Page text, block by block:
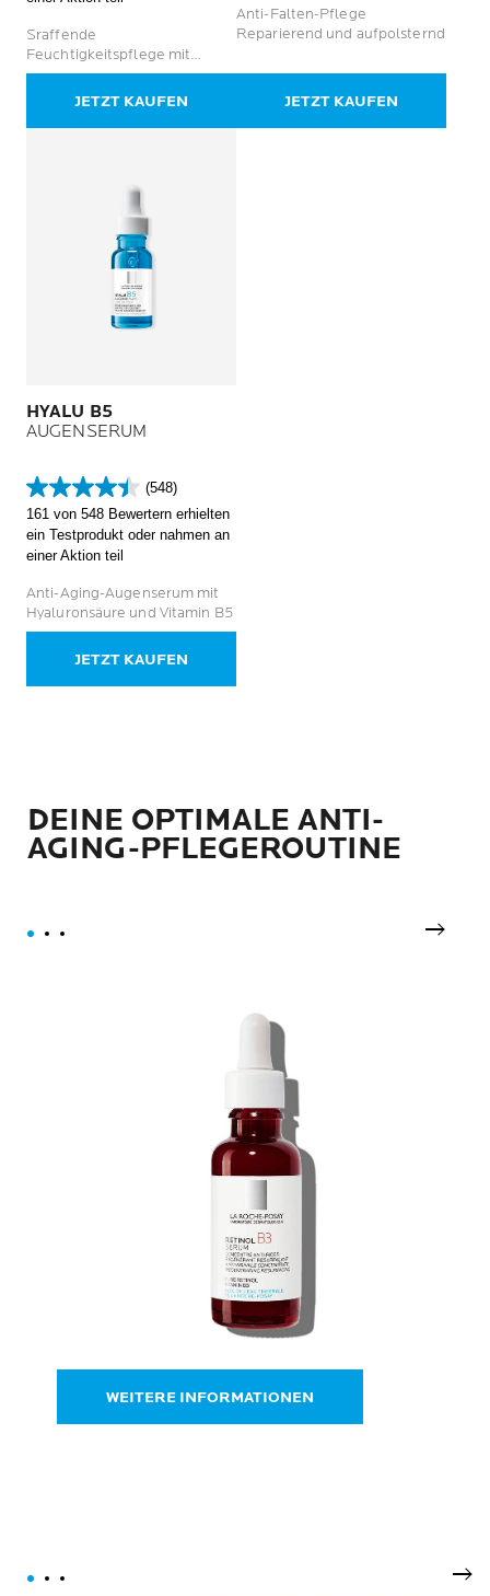
Bewertungen
Sraffende
Feuchtigkeitspflege mit
hohem UV-Schutz
JETZT KAUFEN
Sternen.
2270
Anti-Falten-Pflege
Reparierend und aufpolsternd
JETZT KAUFEN
HYALU B5
AUGENSERUM
(548)
4.4
von
5
Sternen.
Bewertungen
161 von 548 Bewertern erhielten
ein Testprodukt oder nahmen an
einer Aktion teil
Anti-Aging-Augenserum mit
Hyaluronsäure und Vitamin B5
JETZT KAUFEN
DEINE OPTIMALE ANTI-
AGING-PFLEGEROUTINE
next
WEITERE INFORMATIONEN